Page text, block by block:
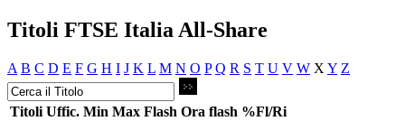
Titoli FTSE Italia All-Share
A B C D E F G H I J K L M N O P Q R S T U V W X Y Z
Titoli Uffic. Min Max Flash Ora flash %Fl/Ri